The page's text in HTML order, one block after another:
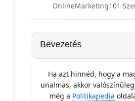
OnlineMarketing101
Bevezetés
Ha azt hinnéd, hogy a
unalmas, akkor
még a Politikapedia